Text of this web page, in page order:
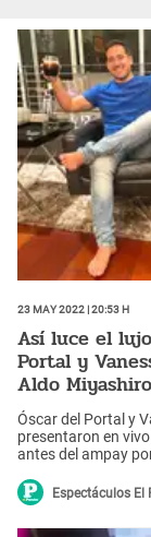
23 May 2022 | 20:53 h
Así luce el
Portal y
Aldo Miyashiro
Óscar del Portal y
presentaron en
antes del ampay
Espectáculos El